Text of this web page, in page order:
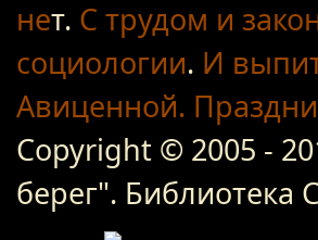
нет. С трудом и
социологии. И
Авиценной.
Copyright © 2005 -
берег". Библиотека